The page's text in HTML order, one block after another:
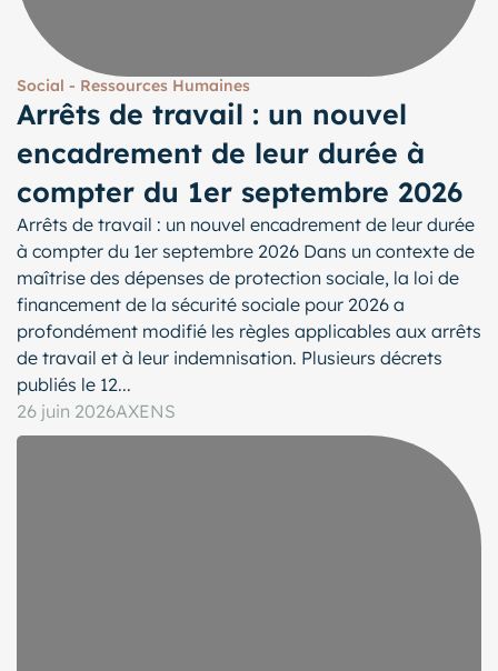
Social - Ressources Humaines
Arrêts de travail : un nouvel
encadrement de leur durée à
compter du 1er septembre 2026
Arrêts de travail : un nouvel encadrement de leur durée
à compter du 1er septembre 2026 Dans un contexte de
maîtrise des dépenses de protection sociale, la loi de
financement de la sécurité sociale pour 2026 a
profondément modifié les règles applicables aux arrêts
de travail et à leur indemnisation. Plusieurs décrets
publiés le 12...
26 juin 2026AXENS